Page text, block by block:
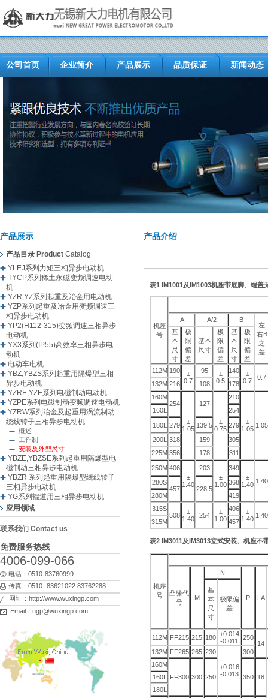
公司首页 企业简介 产品展示 品质保证 新闻动态
产品展示
产品目录 Product Catalog
YLEJ系列力矩三相异步电动机
TYCP系列稀土永磁变频调速电动
机
YZR,YZ系列起重及冶金用电动机
YZP系列起重及冶金用变频调速三
相异步电动机
YP2(H112-315)变频调速三相异步
电动机
YX3系列(IP55)高效率三相异步电
动机
电动车电机
YBZ,YBZS系列起重用隔爆型三相
异步电动机
YZRE,YZE系列电磁制动电动机
YZPE系列电磁制动变频调速电动机
YZRW系列冶金及起重用涡流制动
绕线转子三相异步电动机
概述
工作制
安装及外型尺寸
YBZE,YBZSE系列起重用隔爆型电
磁制动三相异步电动机
YBZR 系列起重用隔爆型绕线转子
三相异步电动机
YG系列辊道用三相异步电动机
应用领域
联系我们 Contact us
免费服务热线
4006-099-066
电话：0510-83760999
传真：0510- 83621022 83762288
网址：http://www.wuxingp.com
Email：ngp@wuxingp.com
产品介绍
表1 IM1001及IM1003机座带底脚、端盖
机座
号
A A/2 B
左
右B
之
差
基
本
尺
寸
极
限
偏
差
基本
尺寸
极
限
偏
差
基
本
尺
寸
极
限
偏
差
112M 190
±
0.7
95
±
0.5
140
±
0.7
0.7
132M 216 108
178
160M
254
±
1.05
127
±
0.75
210
±
1.05 1.05
160L 254
180L 279 139.5
279
200L
318 159
305
225M 356 178 311
250M 406
±
1.40
203
±
1.00
349
±
1.40 1.40
280S
457
228.5
368
280M
419
315S
508
±
1.40
254
±
1.00
406
±
1.40 1.40
315M
457
表2 IM3011及IM3013立式安装、机座不
机座
号
凸缘代
号
M
N
P LA
基
本
尺
寸
极限偏
差
112M FF215 215 180 +0.014
-0.011
250
14
132M FF265 265 230
+0.016
-0.013
300
160M
FF300 300 250 350 18
160L
180L